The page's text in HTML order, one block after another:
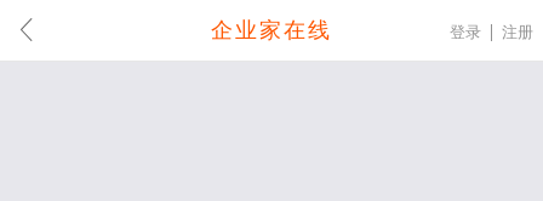
企业家在线 登录 注册